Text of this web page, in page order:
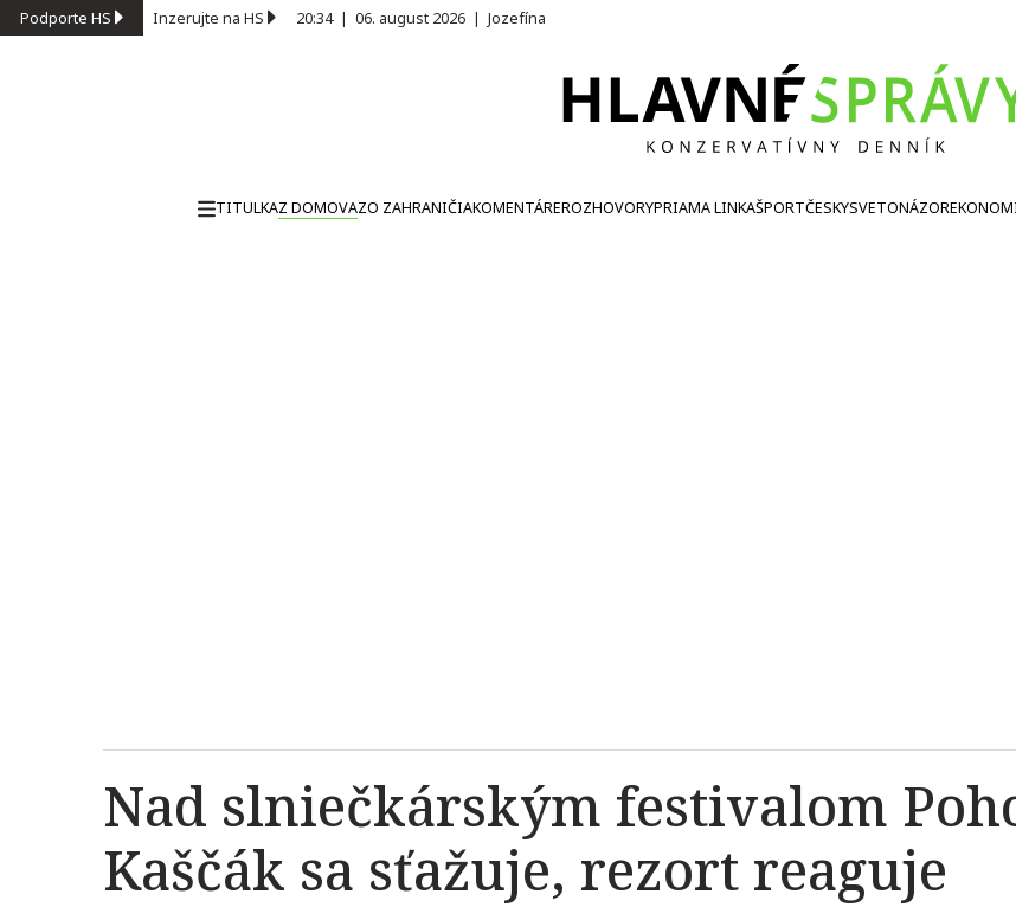
Podporte HS Inzerujte na HS 20:34| 06. august 2026 | Jozefína
TITULKAZ DOMOVAZO ZAHRANIČIAKOMENTÁREROZHOVORYPRIAMA LINKAŠPORTČESKYSVETONÁZOR
Nad slniečkárským festivalom
Kaščák sa sťažuje, rezort reaguje